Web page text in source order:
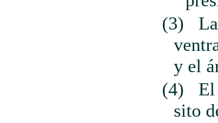
(3)
y el
(4)
El
sito